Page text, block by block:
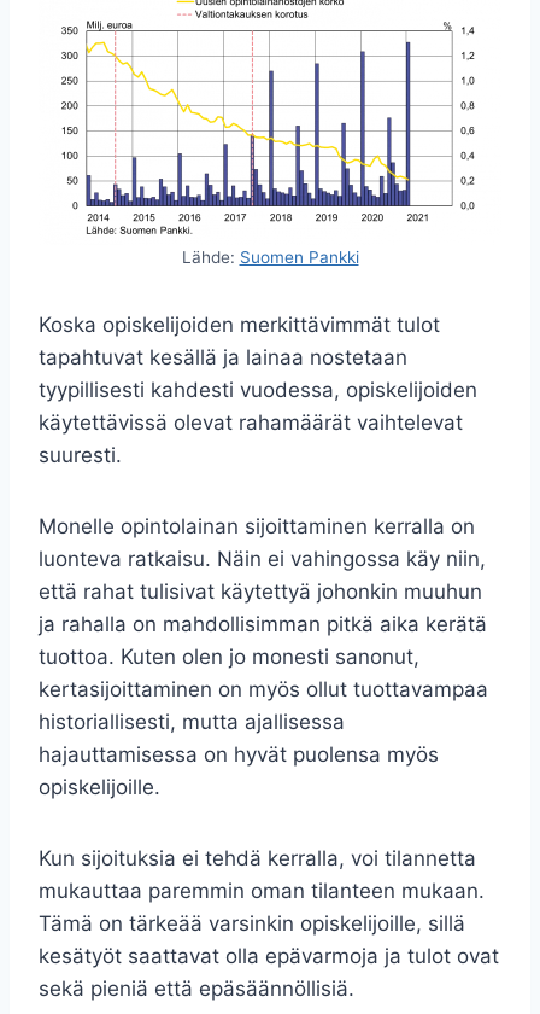
Lähde: Suomen Pankki
Koska opiskelijoiden merkittävimmät tulot
tapahtuvat kesällä ja lainaa nostetaan
tyypillisesti kahdesti vuodessa, opiskelijoiden
käytettävissä olevat rahamäärät vaihtelevat
suuresti.
Monelle opintolainan sijoittaminen kerralla on
luonteva ratkaisu. Näin ei vahingossa käy niin,
että rahat tulisivat käytettyä johonkin muuhun
ja rahalla on mahdollisimman pitkä aika kerätä
tuottoa. Kuten olen jo monesti sanonut,
kertasijoittaminen on myös ollut tuottavampaa
historiallisesti, mutta ajallisessa
hajauttamisessa on hyvät puolensa myös
opiskelijoille.
Kun sijoituksia ei tehdä kerralla, voi tilannetta
mukauttaa paremmin oman tilanteen mukaan.
Tämä on tärkeää varsinkin opiskelijoille, sillä
kesätyöt saattavat olla epävarmoja ja tulot ovat
sekä pieniä että epäsäännöllisiä.